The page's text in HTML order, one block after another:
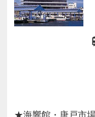
★海響館・唐戸市